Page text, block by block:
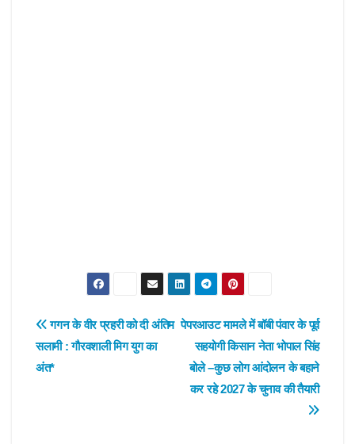
Post
navigation
पेपरआउट मामले में बॉबी पंवार के पूर्व
सहयोगी किसान नेता भोपाल सिंह
बोले –कुछ लोग आंदोलन के बहाने
कर रहे 2027 के चुनाव की तैयारी
गगन के वीर प्रहरी को दी अंतिम
सलामी : गौरवशाली मिग युग का
अंत*